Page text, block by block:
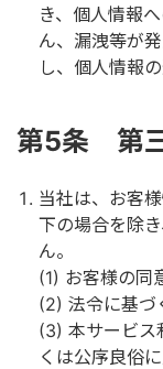
き、個人情報
ん、漏洩等が
し、個人情報
第5条 第
当社は、お客
下の場合を除
ん。
お客様の同
法令に基づ
本サービス
くは公序良俗